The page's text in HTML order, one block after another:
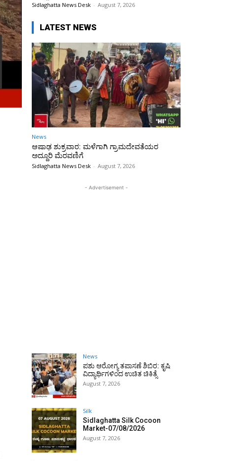
Sidlaghatta News Desk - August 7, 2026
LATEST NEWS
News
ಆಷಾಢ ಶುಕ್ರವಾರ: ಮಳೆಗಾಗಿ ಗ್ರಾಮದೇವತೆಯರ
ಅದ್ದೂರಿ ಮೆರವಣಿಗೆ
Sidlaghatta News Desk - August 7, 2026
- Advertisement -
News
ಪಶು ಆರೋಗ್ಯ ತಪಾಸಣೆ ಶಿಬಿರ: ಕೃಷಿ
ವಿದ್ಯಾರ್ಥಿಗಳಿಂದ ಉಚಿತ ಚಿಕಿತ್ಸೆ
August 7, 2026
Silk
Sidlaghatta Silk Cocoon
Market-07/08/2026
August 7, 2026